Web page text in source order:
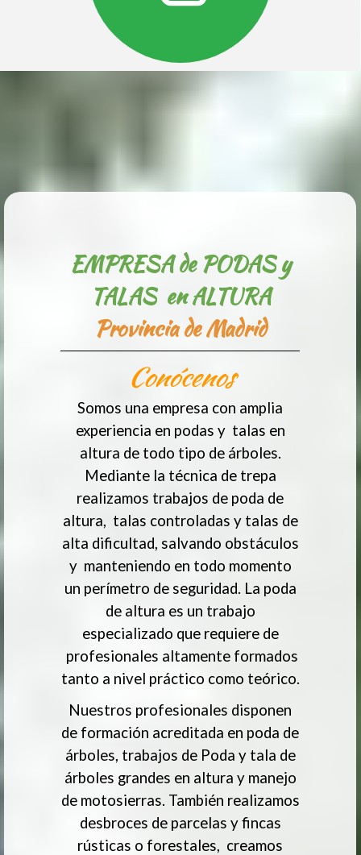
EMPRESA de PODAS y
TALAS en ALTURA
Provincia de Madrid
Conócenos
Somos una empresa con amplia
experiencia en podas y talas en
altura de todo tipo de árboles.
Mediante la técnica de trepa
realizamos trabajos de poda de
altura, talas controladas y talas de
alta dificultad, salvando obstáculos
y manteniendo en todo momento
un perímetro de seguridad. La poda
de altura es un trabajo
especializado que requiere de
profesionales altamente formados
tanto a nivel práctico como teórico.
Nuestros profesionales disponen
de formación acreditada en poda de
árboles, trabajos de Poda y tala de
árboles grandes en altura y manejo
de motosierras. También realizamos
desbroces de parcelas y fincas
rústicas o forestales, creamos